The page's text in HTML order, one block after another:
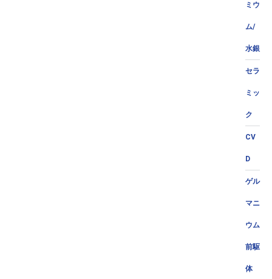
ミウ
ム/
水銀
セラ
ミッ
ク
CV
D
ゲル
マニ
ウム
前駆
体